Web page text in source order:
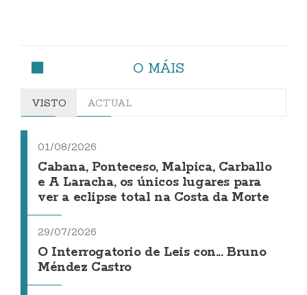
O MÁIS
VISTO ACTUAL
01/08/2026
Cabana, Ponteceso, Malpica, Carballo
e A Laracha, os únicos lugares para
ver a eclipse total na Costa da Morte
29/07/2026
O Interrogatorio de Leis con... Bruno
Méndez Castro